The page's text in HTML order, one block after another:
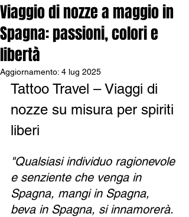
Viaggio di nozze a maggio in
Spagna: passioni, colori e
libertà
Aggiornamento: 4 lug 2025
Tattoo Travel – Viaggi di
nozze su misura per spiriti
liberi
"Qualsiasi individuo ragionevole
e senziente che venga in
Spagna, mangi in Spagna,
beva in Spagna, si innamorerà.